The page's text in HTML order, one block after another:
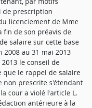
de prescription
licenciement de Mme
fin de son préavis de
salaire sur cette base
au 31 mai 2013
le conseil de
que le rappel de salaire
non prescrite s'étendant
cour a violé l'article L.
antérieure à la